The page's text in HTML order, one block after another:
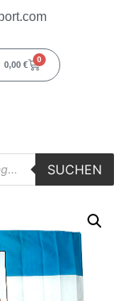
0,00 €
0
SUCHEN